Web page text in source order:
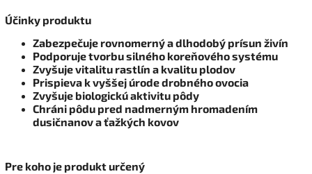
Účinky produktu
Zabezpečuje rovnomerný a dlhodobý prísun živín
Podporuje tvorbu silného koreňového systému
Zvyšuje vitalitu rastlín a kvalitu plodov
Prispieva k vyššej úrode drobného ovocia
Zvyšuje biologickú aktivitu pôdy
Chráni pôdu pred nadmerným hromadením
dusičnanov a ťažkých kovov
Pre koho je produkt určený